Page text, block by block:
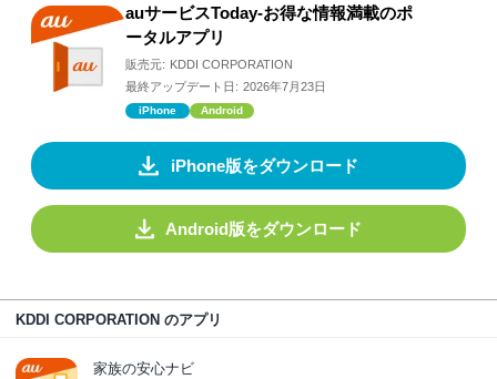
auサービスToday-お得な情報満載のポ
ータルアプリ
販売元: KDDI CORPORATION
最終アップデート日: 2026年7月23日
iPhone Android
iPhone版をダウンロード
Android版をダウンロード
KDDI CORPORATION のアプリ
家族の安心ナビ